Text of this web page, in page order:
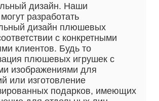
дизайн. Наши
разработать
дизайн плюшевых
с конкретными
клиентов. Будь то
плюшевых игрушек с
изображениями для
или изготовление
подарков, имеющих